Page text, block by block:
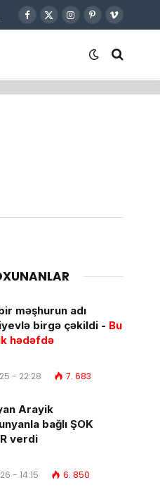
Facebook
X
Instagram
Pinterest
Vimeo
məşhurun adı
birgə çəkildi - Bu
hədəfdə
- 22:28 7. 683
Arayik
bağlı ŞOK
verdi
- 14:15 6. 850